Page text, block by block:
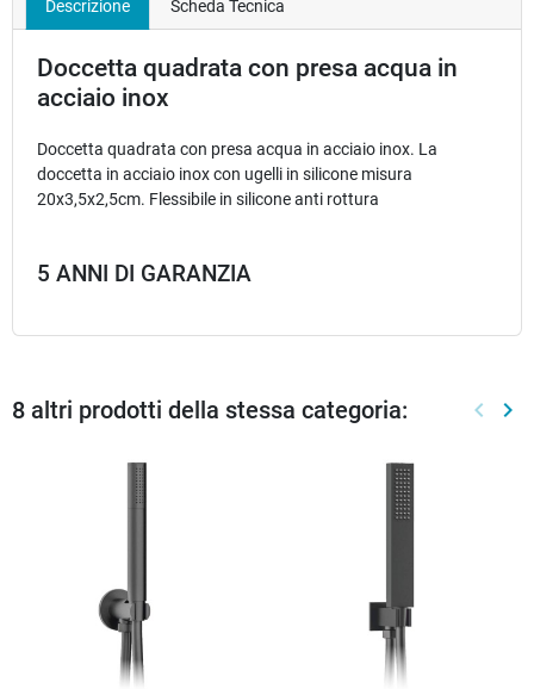
Descrizione Scheda Tecnica
Doccetta quadrata con presa acqua in
acciaio inox
Doccetta quadrata con presa acqua in acciaio inox. La
doccetta in acciaio inox con ugelli in silicone misura
20x3,5x2,5cm. Flessibile in silicone anti rottura
5 ANNI DI GARANZIA
8 altri prodotti della stessa categoria: keyboard_arrow_left keyboard_arrow_right